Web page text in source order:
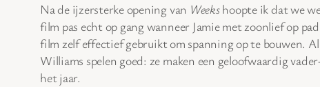
Na de ijzersterke opening van Weekshoopte ik dat we
film pas echt op gang wanneer Jamie met zoonlief op
film zelf effectief gebruikt om spanning op te bouwen.
Williams spelen goed: ze maken een geloofwaardig
het jaar.